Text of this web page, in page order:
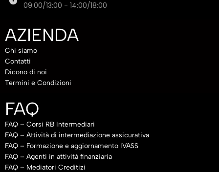
09:00/13:00 - 14:00/18:00
AZIENDA
Chi siamo
Contatti
Dicono di noi
Termini e Condizioni
FAQ
FAQ – Corsi RB Intermediari
FAQ – Attività di intermediazione assicurativa
FAQ – Formazione e aggiornamento IVASS
FAQ – Agenti in attività finanziaria
FAQ – Mediatori Creditizi